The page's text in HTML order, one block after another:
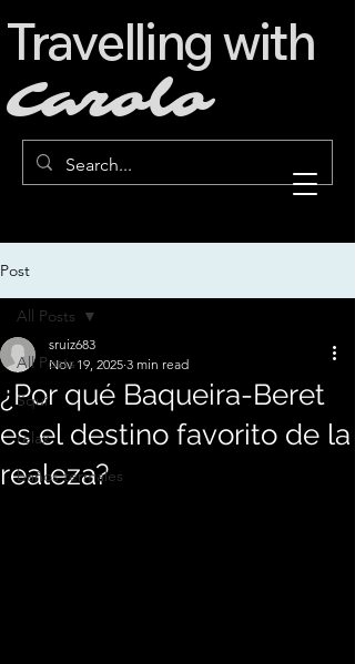
Travelling with
Carolo
Post
All Posts
Squí
relax
baños termales
All Posts
¿Por qué Baqueira-Beret
es el destino favorito de la
realeza?
sruiz683
Nov 19, 2025 3 min read